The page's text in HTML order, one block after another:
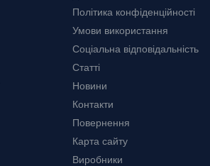
Політика конфіденційності
Умови використання
Соціальна відповідальність
Статті
Новини
Контакти
Повернення
Карта сайту
Виробники